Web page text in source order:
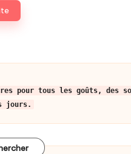
pour tous les goûts, des
jours.